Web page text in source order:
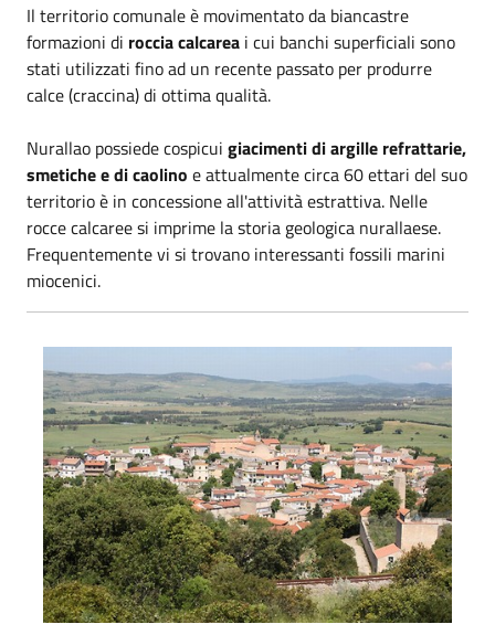
Il territorio comunale è movimentato da biancastre
formazioni di roccia calcarea i cui banchi superficiali sono
stati utilizzati fino ad un recente passato per produrre
calce (craccina) di ottima qualità.
Nurallao possiede cospicui giacimenti di argille refrattarie,
smetiche e di caolino e attualmente circa 60 ettari del suo
territorio è in concessione all'attività estrattiva. Nelle
rocce calcaree si imprime la storia geologica nurallaese.
Frequentemente vi si trovano interessanti fossili marini
miocenici.